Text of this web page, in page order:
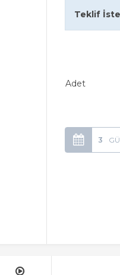
Teklif
Adet
3